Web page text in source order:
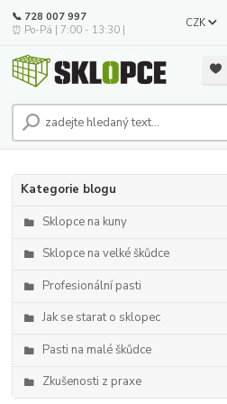
CZK
📞 728 007 997
⏰ Po-Pá | 7:00 - 13:30 |
Kategorie blogu
Sklopce na kuny
Sklopce na velké škůdce
Profesionální pasti
Jak se starat o sklopec
Pasti na malé škůdce
Zkušenosti z praxe